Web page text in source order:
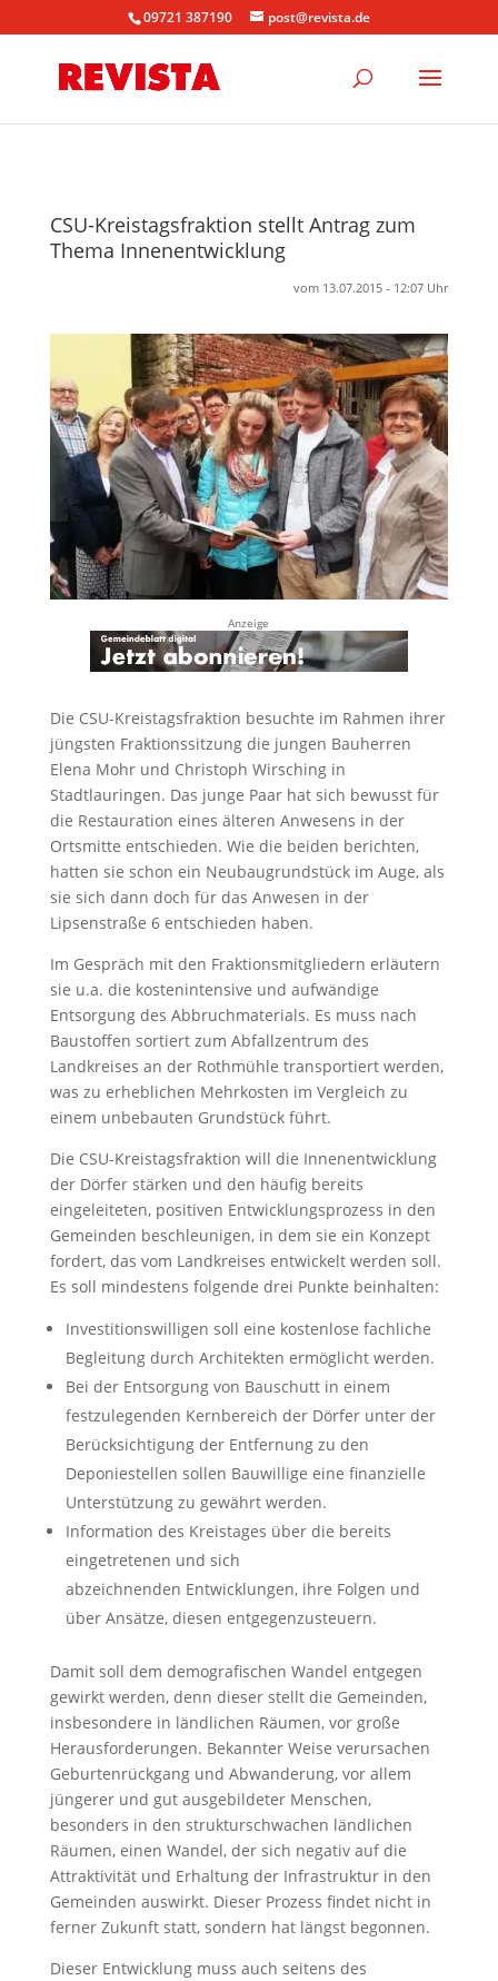
09721 387190 post@revista.de
CSU-Kreistagsfraktion stellt Antrag zum
Thema Innenentwicklung
vom 13.07.2015 - 12:07 Uhr
Anzeige
Die CSU-Kreistagsfraktion besuchte im Rahmen ihrer
jüngsten Fraktionssitzung die jungen Bauherren
Elena Mohr und Christoph Wirsching in
Stadtlauringen. Das junge Paar hat sich bewusst für
die Restauration eines älteren Anwesens in der
Ortsmitte entschieden. Wie die beiden berichten,
hatten sie schon ein Neubaugrundstück im Auge, als
sie sich dann doch für das Anwesen in der
Lipsenstraße 6 entschieden haben.
Im Gespräch mit den Fraktionsmitgliedern erläutern
sie u.a. die kostenintensive und aufwändige
Entsorgung des Abbruchmaterials. Es muss nach
Baustoffen sortiert zum Abfallzentrum des
Landkreises an der Rothmühle transportiert werden,
was zu erheblichen Mehrkosten im Vergleich zu
einem unbebauten Grundstück führt.
Die CSU-Kreistagsfraktion will die Innenentwicklung
der Dörfer stärken und den häufig bereits
eingeleiteten, positiven Entwicklungsprozess in den
Gemeinden beschleunigen, in dem sie ein Konzept
fordert, das vom Landkreises entwickelt werden soll.
Es soll mindestens folgende drei Punkte beinhalten:
Investitionswilligen soll eine kostenlose fachliche
Begleitung durch Architekten ermöglicht werden.
Bei der Entsorgung von Bauschutt in einem
festzulegenden Kernbereich der Dörfer unter der
Berücksichtigung der Entfernung zu den
Deponiestellen sollen Bauwillige eine finanzielle
Unterstützung zu gewährt werden.
Information des Kreistages über die bereits
eingetretenen und sich
abzeichnenden Entwicklungen, ihre Folgen und
über Ansätze, diesen entgegenzusteuern.
Damit soll dem demografischen Wandel entgegen
gewirkt werden, denn dieser stellt die Gemeinden,
insbesondere in ländlichen Räumen, vor große
Herausforderungen. Bekannter Weise verursachen
Geburtenrückgang und Abwanderung, vor allem
jüngerer und gut ausgebildeter Menschen,
besonders in den strukturschwachen ländlichen
Räumen, einen Wandel, der sich negativ auf die
Attraktivität und Erhaltung der Infrastruktur in den
Gemeinden auswirkt. Dieser Prozess findet nicht in
ferner Zukunft statt, sondern hat längst begonnen.
Dieser Entwicklung muss auch seitens des